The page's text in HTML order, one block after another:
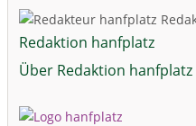
Redaktion hanfplatz
Über Redaktion hanfplatz